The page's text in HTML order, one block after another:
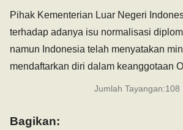
Pihak Kementerian Luar Negeri
terhadap adanya isu normalisasi
namun Indonesia telah menyatakan
mendaftarkan diri dalam keanggotaan
Jumlah Tayangan:108
Bagikan: